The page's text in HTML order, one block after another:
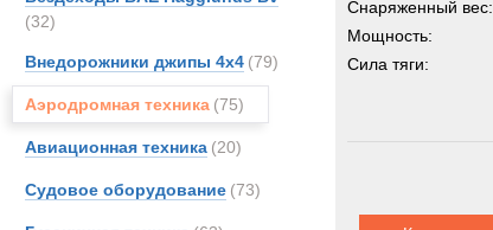
(32)
Внедорожники джипы 4х4 (79)
Аэродромная техника (75)
Авиационная техника (20)
Судовое оборудование (73)
Снаряженный вес:
Мощность:
Сила тяги: